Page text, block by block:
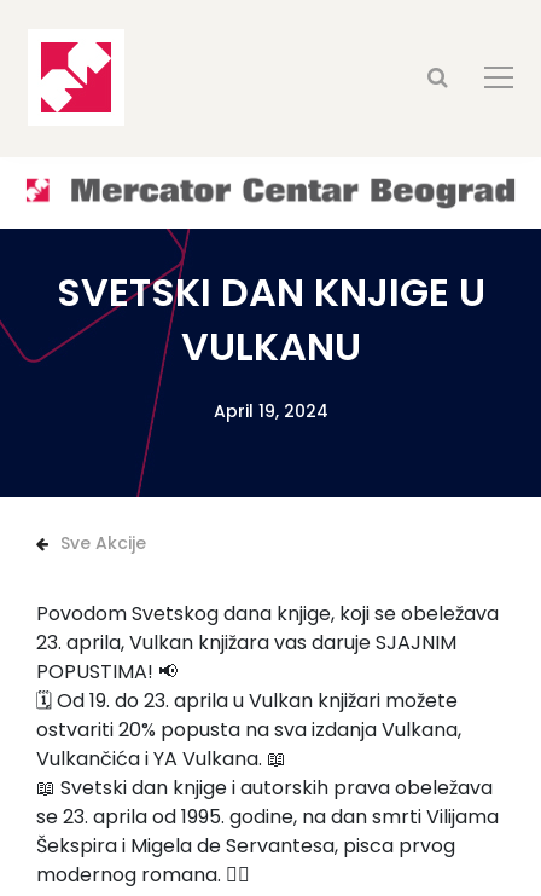
SVETSKI DAN KNJIGE U
VULKANU
April 19, 2024
Sve Akcije
Povodom Svetskog dana knjige, koji se obeležava
23. aprila, Vulkan knjižara vas daruje SJAJNIM
POPUSTIMA! 📢
🗓️ Od 19. do 23. aprila u Vulkan knjižari možete
ostvariti 20% popusta na sva izdanja Vulkana,
Vulkančića i YA Vulkana. 📖
📖 Svetski dan knjige i autorskih prava obeležava
se 23. aprila od 1995. godine, na dan smrti Vilijama
Šekspira i Migela de Servantesa, pisca prvog
modernog romana. ✍🏻